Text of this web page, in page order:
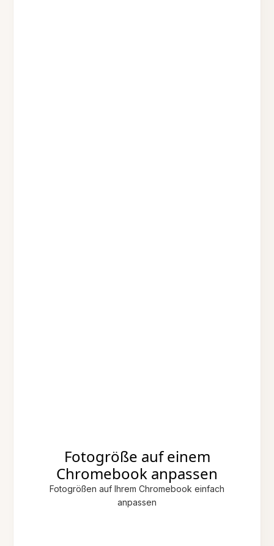
Fotogröße auf einem
Chromebook anpassen
Fotogrößen auf Ihrem Chromebook einfach
anpassen